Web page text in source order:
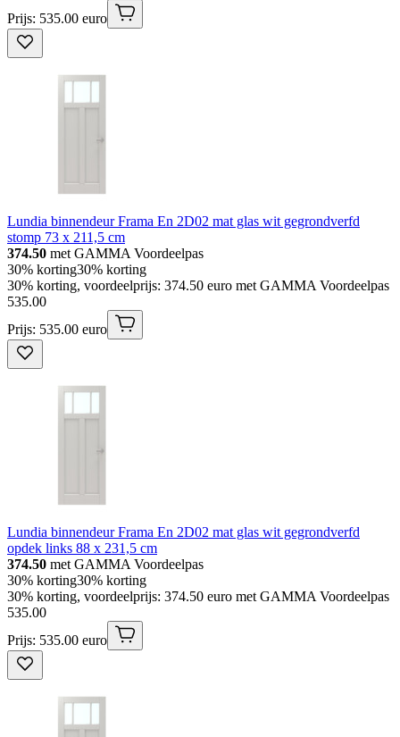
Prijs: 535.00 euro
Lundia binnendeur Frama En 2D02 mat glas wit gegrondverfd
stomp 73 x 211,5 cm
374.50 met GAMMA Voordeelpas
30% korting30% korting
30% korting, voordeelprijs: 374.50 euro met GAMMA Voordeelpas
535.00
Prijs: 535.00 euro
Lundia binnendeur Frama En 2D02 mat glas wit gegrondverfd
opdek links 88 x 231,5 cm
374.50 met GAMMA Voordeelpas
30% korting30% korting
30% korting, voordeelprijs: 374.50 euro met GAMMA Voordeelpas
535.00
Prijs: 535.00 euro